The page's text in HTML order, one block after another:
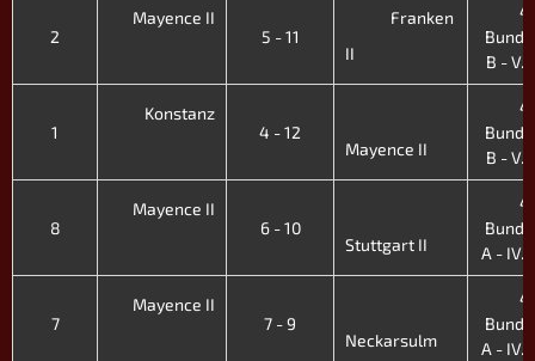
2
Mayence II
5 - 11
Franken
II
4.
B - V.
1
Konstanz
4 - 12
Mayence II
4.
B - V.
8
Mayence II
6 - 10
Stuttgart II
4.
A - IV.
7
Mayence II
7 - 9
Neckarsulm
4.
A - IV.